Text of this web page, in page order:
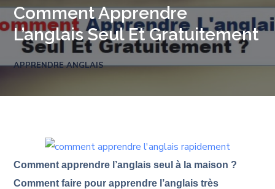
Comment Apprendre
L’anglais Seul Et Gratuitement
APPRENDRE ANGLAIS
Comment apprendre l’anglais seul à la maison ?
Comment faire pour apprendre l’anglais très